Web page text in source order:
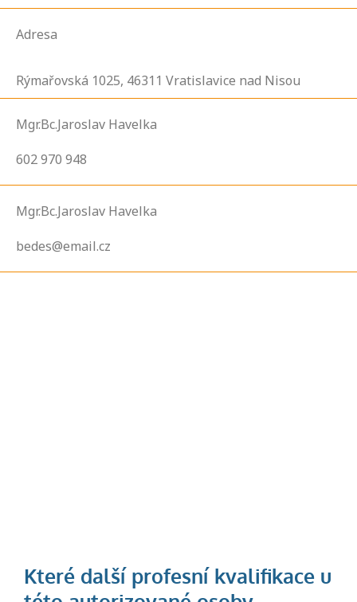
Adresa
Rýmařovská 1025, 46311 Vratislavice nad Nisou
Mgr.Bc.Jaroslav Havelka
602 970 948
Mgr.Bc.Jaroslav Havelka
bedes@email.cz